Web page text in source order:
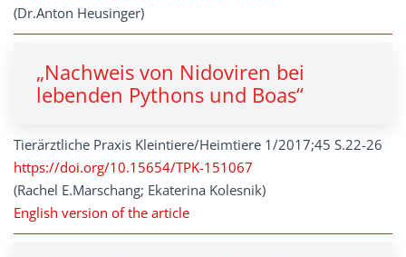
(Dr.Anton Heusinger)
„Nachweis von Nidoviren bei
lebenden Pythons und Boas“
Tierärztliche Praxis Kleintiere/Heimtiere 1/2017;45 S.22-26
https://doi.org/10.15654/TPK-151067
(Rachel E.Marschang; Ekaterina Kolesnik)
English version of the article